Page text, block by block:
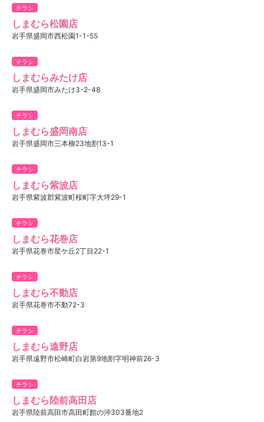
チラシ
しまむら松園店
岩手県盛岡市西松園1-1-55
チラシ
しまむらみたけ店
岩手県盛岡市みたけ3-2-48
チラシ
しまむら盛岡南店
岩手県盛岡市三本柳23地割13-1
チラシ
しまむら紫波店
岩手県紫波郡紫波町桜町字大坪29-1
チラシ
しまむら花巻店
岩手県花巻市星ケ丘2丁目22-1
チラシ
しまむら不動店
岩手県花巻市不動72-3
チラシ
しまむら遠野店
岩手県遠野市松崎町白岩第9地割字明神前26-3
チラシ
しまむら陸前高田店
岩手県陸前高田市高田町館の沖303番地2